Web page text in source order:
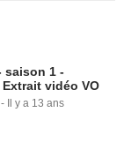
saison 1 -
vidéo VO
- Il y a 13 ans